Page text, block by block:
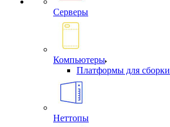
Серверы
Компьютеры
Платформы для сборки
Неттопы